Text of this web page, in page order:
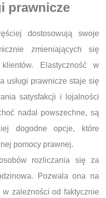
prawnicze
dostosowują swoje
zmieniających się
Elastyczność w
usługi prawnicze staje się
satysfakcji i lojalności
nadal powszechne, są
dogodne opcje, które
pomocy prawnej.
rozliczania się za
Pozwala ona na
zależności od faktycznie